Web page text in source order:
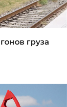
груза